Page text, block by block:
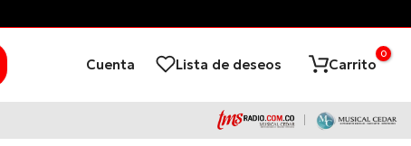
Cuenta Lista de deseos Carrito
0